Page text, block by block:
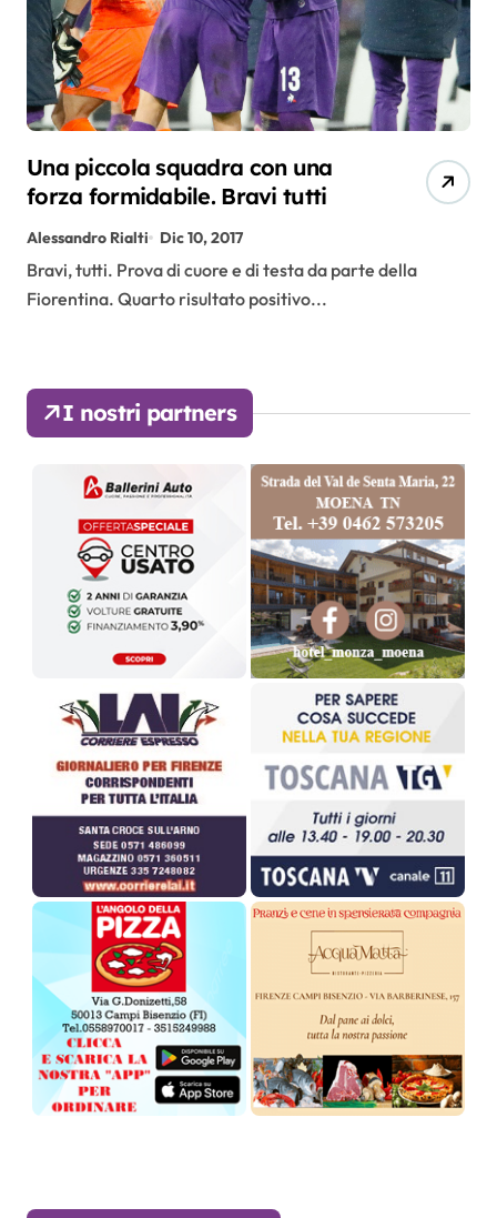
Una piccola squadra con una
forza formidabile. Bravi tutti
Alessandro Rialti Dic 10, 2017
Bravi, tutti. Prova di cuore e di testa da parte della
Fiorentina. Quarto risultato positivo...
I nostri partners